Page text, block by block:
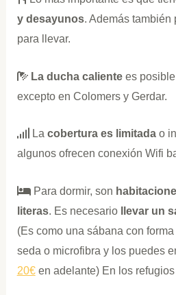
y desayunos. Además también
para llevar.
La ducha calientees posible
excepto en Colomers y Gerdar.
La cobertura es limitadao
algunos ofrecen conexión Wifi
Para dormir, son
literas. Es necesario
llevar un
(Es como una sábana con
seda o microfibra y los puedes
20€en adelante) En los